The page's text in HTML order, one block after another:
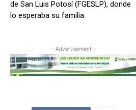
de San Luis Potosí (FGESLP), donde
lo esperaba su familia.
- Advertisement -